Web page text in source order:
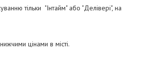
тільки "Інтайм" або "Делівері", на
цінами в місті.